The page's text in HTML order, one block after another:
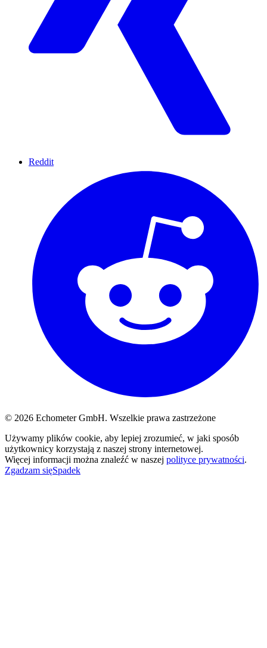
Reddit
© 2026 Echometer GmbH. Wszelkie prawa zastrzeżone
Używamy plików cookie, aby lepiej zrozumieć, w jaki sposób
użytkownicy korzystają z naszej strony internetowej.
Więcej informacji można znaleźć w naszej polityce prywatności.
Zgadzam sięSpadek